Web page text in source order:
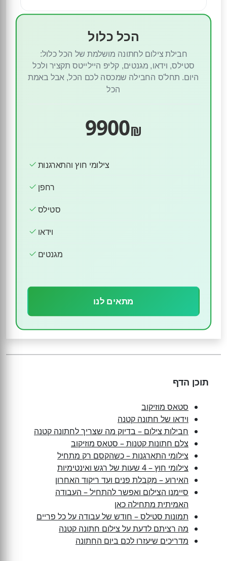
הכל כלול
חבילת צילום לחתונה מושלמת של הכל כלול:
סטילס, וידאו, מגנטים, קליפ היילייטס תקציר ולכל
היום. תחל'ס החבילה שמכסה לכם הכל, אבל באמת
הכל
₪
9900
צילומי חוץ והתארגנות
רחפן
סטילס
וידאו
מגנטים
מתאים לנו
תוכן הדף
סטאס מוזיקוב
וידאו של חתונה קטנה
חבילות צילום – בדיוק מה שצריך לחתונה קטנה
צלם חתונות קטנות – סטאס מוזיקוב
צילומי התארגנות – כשהקסם רק מתחיל
צילומי חוץ – 4 שעות של רגש ואינטימיות
האירוע – מקבלת פנים ועד ריקוד האחרון
סיימנו הצילום ואפשר להתחיל – העבודה
האמיתית מתחילה כאן
תמונות סטילס – חודש של עבודה על כל פריים
מה רציתם לדעת על צילום חתונה קטנה
מדריכים שיעזרו לכם ביום החתונה